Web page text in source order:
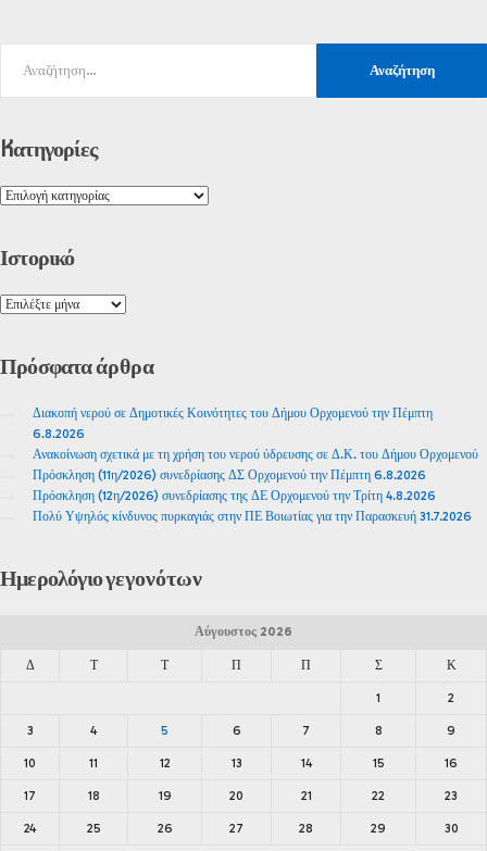
Kατηγορίες
Ιστορικό
Πρόσφαταάρθρα
Διακοπή νερού σε Δημοτικές Κοινότητες του Δήμου Ορχομενού την Πέμπτη
6.8.2026
Ανακοίνωση σχετικά με τη χρήση του νερού ύδρευσης σε Δ.Κ. του Δήμου Ορχομενού
Πρόσκληση (11η/2026) συνεδρίασης ΔΣ Ορχομενού την Πέμπτη 6.8.2026
Πρόσκληση (12η/2026) συνεδρίασης της ΔΕ Ορχομενού την Τρίτη 4.8.2026
Πολύ Υψηλός κίνδυνος πυρκαγιάς στην ΠΕ Βοιωτίας για την Παρασκευή 31.7.2026
Ημερολόγιογεγονότων
Αύγουστος 2026
Δ Τ Τ Π Π Σ Κ
1 2
3 4 5 6 7 8 9
10 11 12 13 14 15 16
17 18 19 20 21 22 23
24 25 26 27 28 29 30